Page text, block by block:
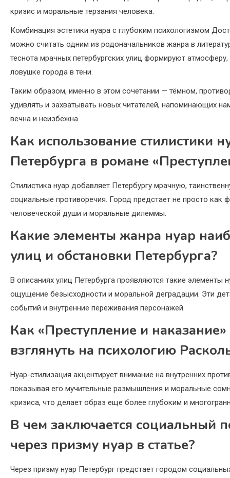
кризис и моральные терзания человека.
Комбинация эстетики нуара с глубоким психологизмом
можно считать одним из родоначальников жанра в
теснота мрачных петербургских улиц формируют
ловушке города в тени.
Таким образом, именно в этом сочетании — тёмном,
удивлять и захватывать новых читателей, напоминающих
вечна и неизбежна.
Как использование стилистики
Петербурга в романе
Стилистика нуар добавляет Петербургу мрачную,
социальные противоречия. Город предстает не просто
человеческой души и моральные дилеммы.
Какие элементы жанра нуар
улиц и обстановки Петербурга?
В описаниях улиц Петербурга проявляются такие элементы
ощущение безысходности и моральной деградации. Эти
событий и внутренние переживания персонажей.
Как «Преступление и
взглянуть на психологию
Нуар-стилизация акцентирует внимание на внутренних
показывая его мучительные размышления и моральные
кризиса, что делает образ еще более глубоким и
В чем заключается социальный
через призму нуар в статье?
Через призму нуар Петербург предстает городом